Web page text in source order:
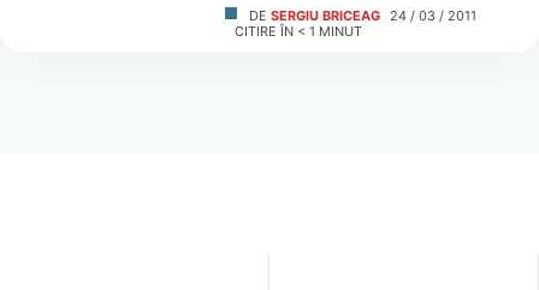
DE SERGIU BRICEAG 24 / 03 / 2011
CITIRE ÎN < 1 MINUT